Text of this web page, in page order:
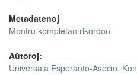
Metadatenoj
Montru kompletan rikordon
Aŭtoroj:
Universala Esperanto-Asocio.